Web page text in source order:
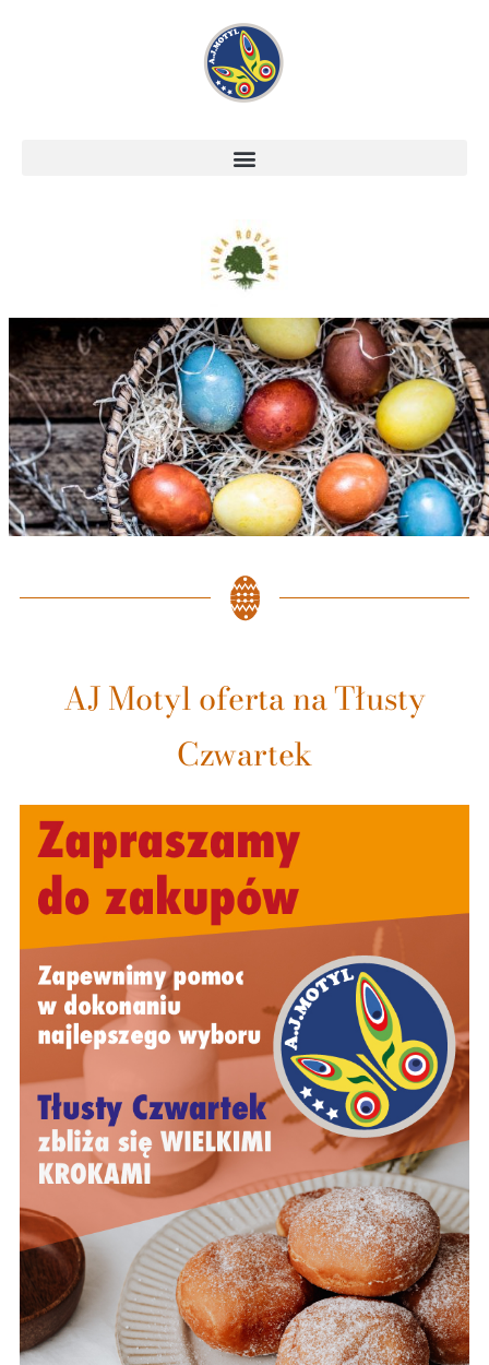
AJ Motyl oferta na Tłusty
Czwartek